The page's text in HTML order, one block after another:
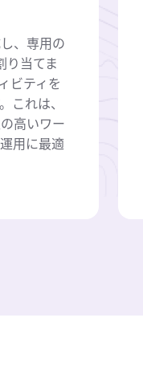
、専用の
り当てま
ビティを
これは、
高いワー
用に最適